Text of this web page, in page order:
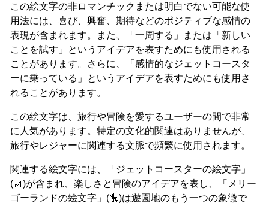
この絵文字の非ロマンチックまたは明白でない可能な使
用法には、喜び、興奮、期待などのポジティブな感情の
表現が含まれます。また、「一周する」または「新しい
ことを試す」というアイデアを表すためにも使用される
ことがあります。さらに、「感情的なジェットコースタ
ーに乗っている」というアイデアを表すためにも使用さ
れることがあります。
この絵文字は、旅行や冒険を愛するユーザーの間で非常
に人気があります。特定の文化的関連はありませんが、
旅行やレジャーに関連する文脈で頻繁に使用されます。
関連する絵文字には、「ジェットコースターの絵文字」
(🎢)が含まれ、楽しさと冒険のアイデアを表し、「メリー
ゴーランドの絵文字」(🎠)は遊園地のもう一つの象徴で